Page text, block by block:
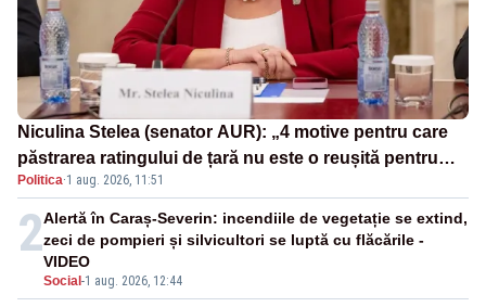
Niculina Stelea (senator AUR): „4 motive pentru care
păstrarea ratingului de țară nu este o reușită pentru
Guvernul Bolojan”
Politica·1 aug. 2026, 11:51
2
Social -1 aug. 2026, 12:44
Alertă în Caraș-Severin: incendiile de vegetație se extind,
zeci de pompieri și silvicultori se luptă cu flăcările -
VIDEO